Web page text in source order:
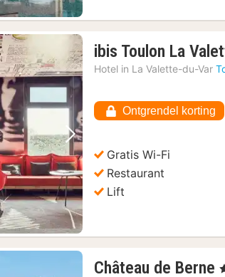
Volgende foto
ibis Toulon La
Hotel in La Valette-du-Var
Ontgrendel korting
Gratis Wi-Fi
Restaurant
Lift
Château de Berne ,